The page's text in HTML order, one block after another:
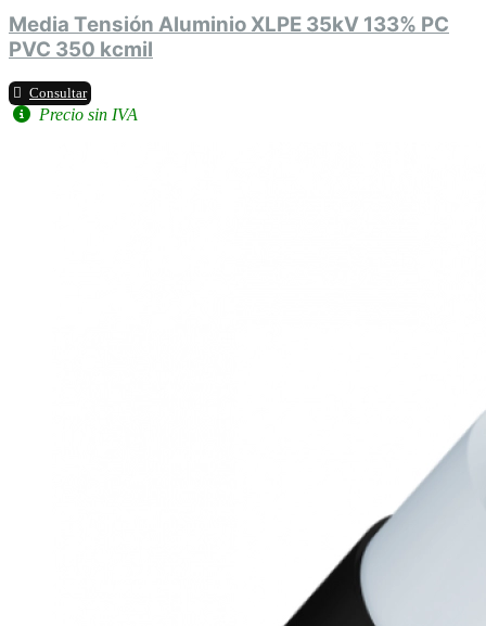
Media Tensión Aluminio XLPE 35kV 133% PC
PVC 350 kcmil
Consultar
Precio sin IVA